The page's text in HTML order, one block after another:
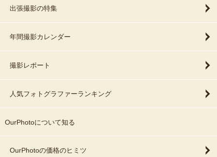
出張撮影の特集
年間撮影カレンダー
撮影レポート
人気フォトグラファーランキング
OurPhotoについて知る
OurPhotoの価格のヒミツ